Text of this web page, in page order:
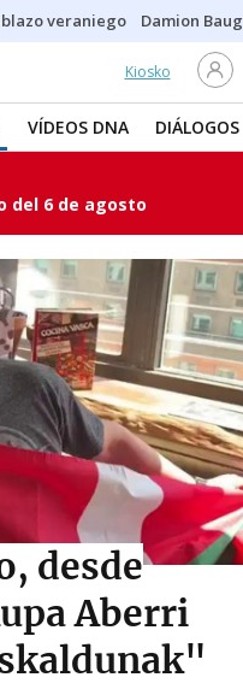
veraniego Damion
Kiosko
VÍDEOS DNA
del 6 de agosto
desde
Aberri